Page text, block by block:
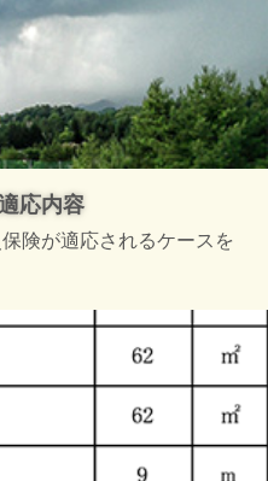
応内容
険が適応されるケースを